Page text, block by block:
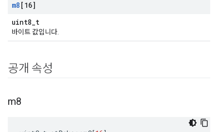
m8 [16]
uint8_t
바이트 값입니다.
공개 속성
m8